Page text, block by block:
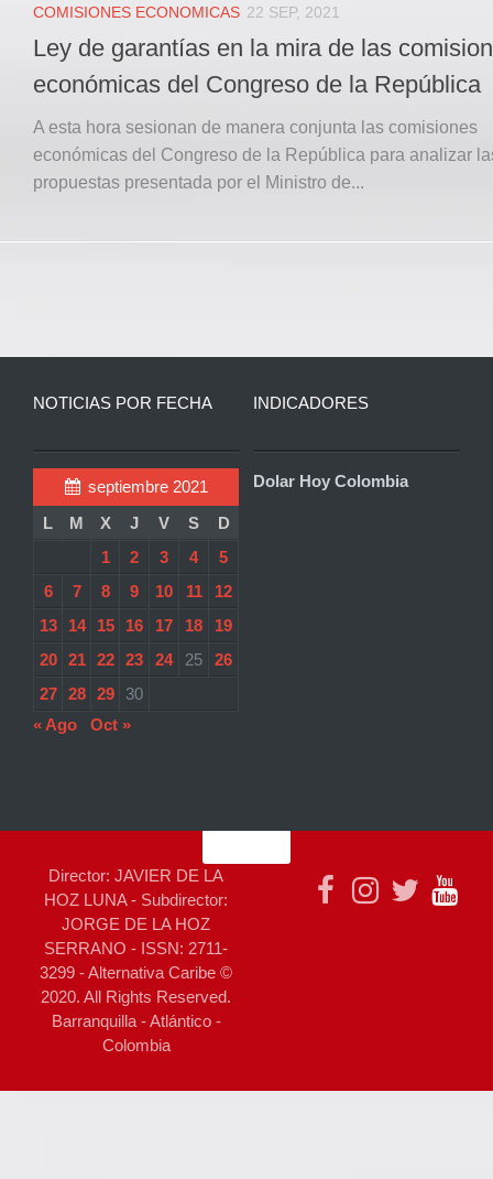
COMISIONES ECONOMICAS 22 SEP, 2021
Ley de garantías en la mira de las
económicas del Congreso de la República
A esta hora sesionan de manera conjunta las comisiones
económicas del Congreso de la República para analizar
propuestas presentada por el Ministro de...
NOTICIAS POR FECHA
septiembre 2021
L
M X J V S
D
1
2 3 4
5
6
7 8 9 10 11
12
13
14 15 16 17 18
19
20
21 22 23 24 25
26
27
28 29
30
« Ago
Oct »
INDICADORES
Dolar Hoy Colombia
Director: JAVIER DE LA
HOZ LUNA - Subdirector:
JORGE DE LA HOZ
SERRANO - ISSN: 2711-
3299 - Alternativa Caribe ©
2020. All Rights Reserved.
Barranquilla - Atlántico -
Colombia